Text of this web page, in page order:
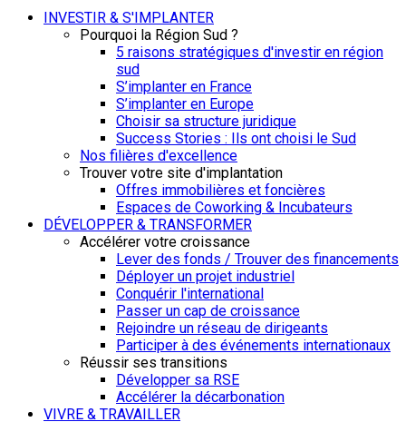
INVESTIR & S'IMPLANTER
Pourquoi la Région Sud ?
5 raisons stratégiques d'investir en région
sud
S’implanter en France
S’implanter en Europe
Choisir sa structure juridique
Success Stories : Ils ont choisi le Sud
Nos filières d'excellence
Trouver votre site d'implantation
Offres immobilières et foncières
Espaces de Coworking & Incubateurs
DÉVELOPPER & TRANSFORMER
Accélérer votre croissance
Lever des fonds / Trouver des financements
Déployer un projet industriel
Conquérir l'international
Passer un cap de croissance
Rejoindre un réseau de dirigeants
Participer à des événements internationaux
Réussir ses transitions
Développer sa RSE
Accélérer la décarbonation
VIVRE & TRAVAILLER